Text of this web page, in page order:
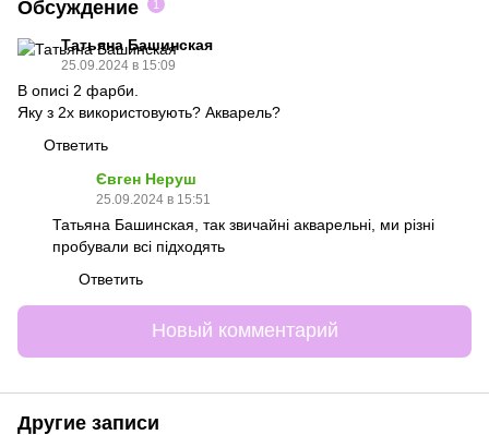
Обсуждение 1
Татьяна Башинская
25.09.2024 в 15:09
В описi 2 фарби.
Яку з 2х використовують? Акварель?
Ответить
Євген Неруш
25.09.2024 в 15:51
Татьяна Башинская, так звичайні акварельні, ми різні
пробували всі підходять
Ответить
Новый комментарий
Другие записи